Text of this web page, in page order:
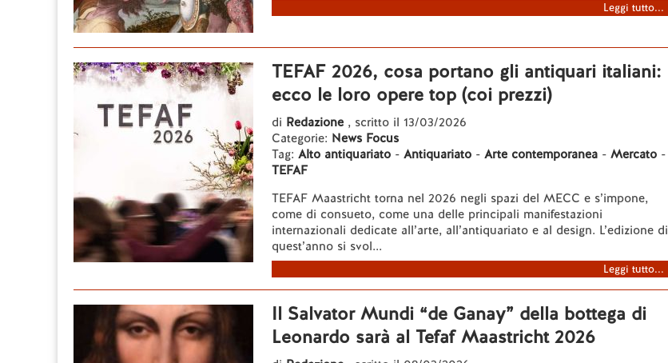
Leggi tutto...
TEFAF 2026, cosa portano gli antiquari italiani:
ecco le loro opere top (coi prezzi)
di Redazione , scritto il 13/03/2026
Categorie: News Focus
Tag: Alto antiquariato - Antiquariato - Arte contemporanea - Mercato -
TEFAF
TEFAF Maastricht torna nel 2026 negli spazi del MECC e s’impone,
come di consueto, come una delle principali manifestazioni
internazionali dedicate all’arte, all’antiquariato e al design. L’edizione di
quest’anno si svol...
Leggi tutto...
Il Salvator Mundi “de Ganay” della bottega di
Leonardo sarà al Tefaf Maastricht 2026